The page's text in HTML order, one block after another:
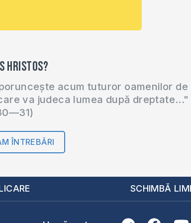
Hristos?
acum tuturor oamenilor de
va judeca lumea după dreptate..."
ÎNTREBĂRI
SCHIMBĂ